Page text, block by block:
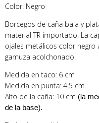
Color: Negro
Borcegos de caña baja y
material TR importado. La
ojales metálicos color negro
gamuza acolchonado.
Medida en taco: 6 cm
Medida en punta: 4,5 cm
Alto de la caña: 10 cm (la
de la base).